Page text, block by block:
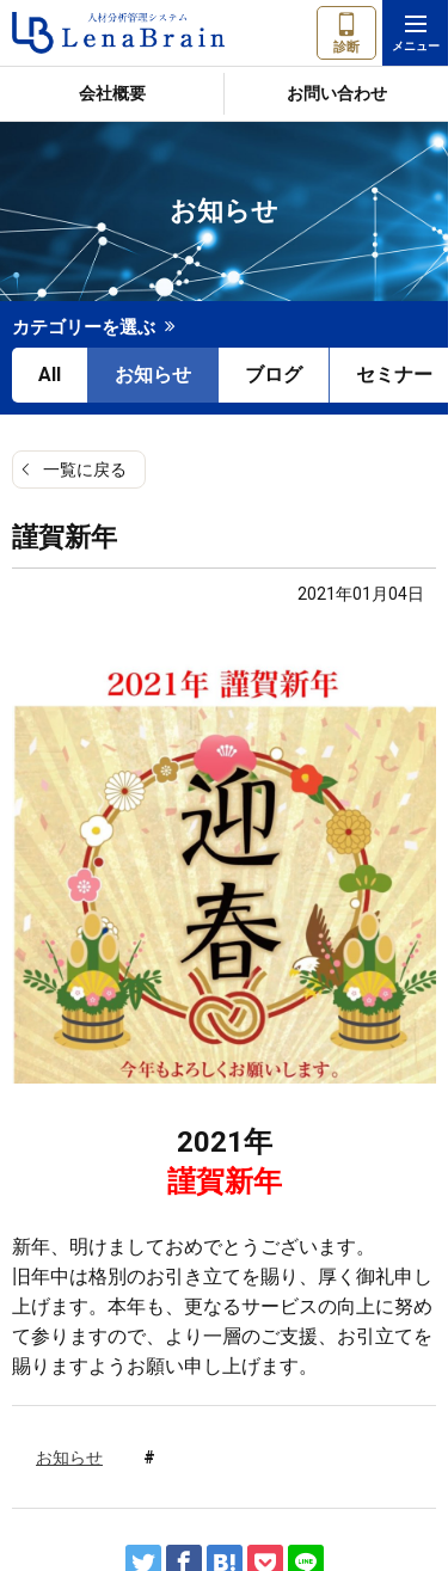
診断
会社概要 お問い合わせ
お知らせ
カテゴリーを選ぶ
All お知らせ ブログ セミナー
一覧に戻る
謹賀新年
2021年01月04日
2021年
謹賀新年
新年、明けましておめでとうございます。
旧年中は格別のお引き立てを賜り、厚く御礼申し
上げます。 本年も、更なるサービスの向上に努め
て参りますので、より一層のご支援、お引立てを
賜りますようお願い申し上げます。
お知らせ